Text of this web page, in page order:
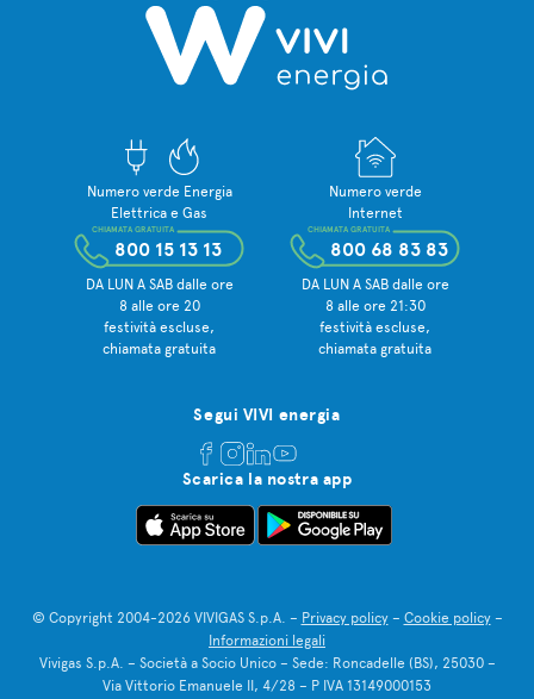
Numero verde Energia
Elettrica e Gas
800 15 13 13
CHIAMATA GRATUITA
DA LUN A SAB dalle ore
8 alle ore 20
festività escluse,
chiamata gratuita
Numero verde
Internet
800 68 83 83
CHIAMATA GRATUITA
DA LUN A SAB dalle ore
8 alle ore 21:30
festività escluse,
chiamata gratuita
Segui VIVI energia
Scarica la nostra app
© Copyright 2004-2026 VIVIGAS S.p.A. – Privacy policy– Cookie policy–
Informazioni legali
Vivigas S.p.A. – Società a Socio Unico – Sede: Roncadelle (BS), 25030 –
Via Vittorio Emanuele II, 4/28 – P IVA 13149000153